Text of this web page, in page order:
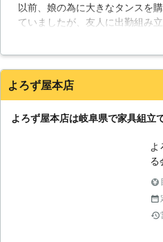
を
い
無
た
活
だ
以前、娘の為に大きなタンスを
ていましたが、友人に出勤組み
一生懸命組み立て作業時間も大
岐阜県 大垣市
よろず屋本店
よろず屋本店は岐阜県で家具組立
よ
る
せ
さ
は